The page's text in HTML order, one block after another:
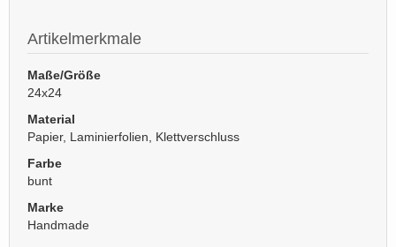
Artikelmerkmale
Maße/Größe
24x24
Material
Papier, Laminierfolien, Klettverschluss
Farbe
bunt
Marke
Handmade